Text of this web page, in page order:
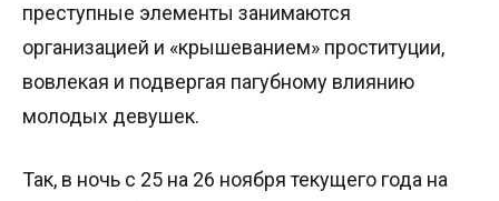
преступные элементы занимаются
организацией и «крышеванием» проституции,
вовлекая и подвергая пагубному влиянию
молодых девушек.
Так, в ночь с 25 на 26 ноября текущего года на